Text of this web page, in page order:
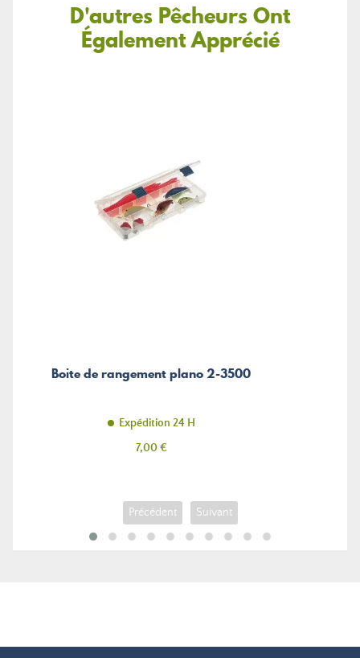
D'autres Pêcheurs Ont
Également Apprécié
Boite de rangement plano 2-3500
Expédition 24 H
Prix
7,00 €
Précédent Suivant